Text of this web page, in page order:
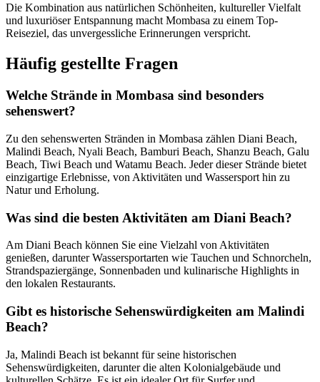
Die Kombination aus natürlichen Schönheiten, kultureller Vielfalt
und luxuriöser Entspannung macht Mombasa zu einem Top-
Reiseziel, das unvergessliche Erinnerungen verspricht.
Häufig gestellte Fragen
Welche Strände in Mombasa sind besonders
sehenswert?
Zu den sehenswerten Stränden in Mombasa zählen Diani Beach,
Malindi Beach, Nyali Beach, Bamburi Beach, Shanzu Beach, Galu
Beach, Tiwi Beach und Watamu Beach. Jeder dieser Strände bietet
einzigartige Erlebnisse, von Aktivitäten und Wassersport hin zu
Natur und Erholung.
Was sind die besten Aktivitäten am Diani Beach?
Am Diani Beach können Sie eine Vielzahl von Aktivitäten
genießen, darunter Wassersportarten wie Tauchen und Schnorcheln,
Strandspaziergänge, Sonnenbaden und kulinarische Highlights in
den lokalen Restaurants.
Gibt es historische Sehenswürdigkeiten am Malindi
Beach?
Ja, Malindi Beach ist bekannt für seine historischen
Sehenswürdigkeiten, darunter die alten Kolonialgebäude und